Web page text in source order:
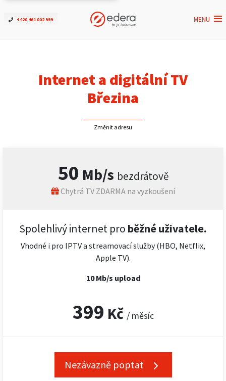
+420 461 002 999 MENU
Ověřit dostupnost
ČEZNET TV
Kontakt
Internet a digitální TV
Březina
Změnit adresu
50 Mb/s bezdrátově
Chytrá TV ZDARMA na vyzkoušení
Spolehlivý internet pro běžné uživatele.
Vhodné i pro IPTV a streamovací služby (HBO, Netflix,
Apple TV).
10 Mb/s upload
399 Kč / měsíc
Nezávazně poptat